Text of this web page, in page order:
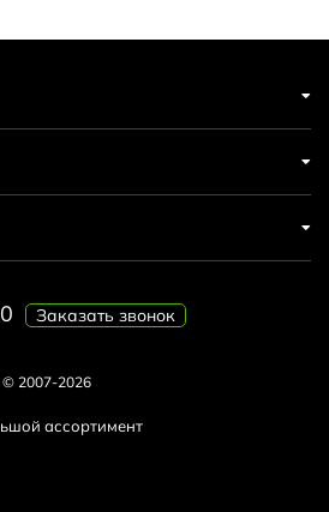
© 2007-2026
ассортимент
Заказать звонок